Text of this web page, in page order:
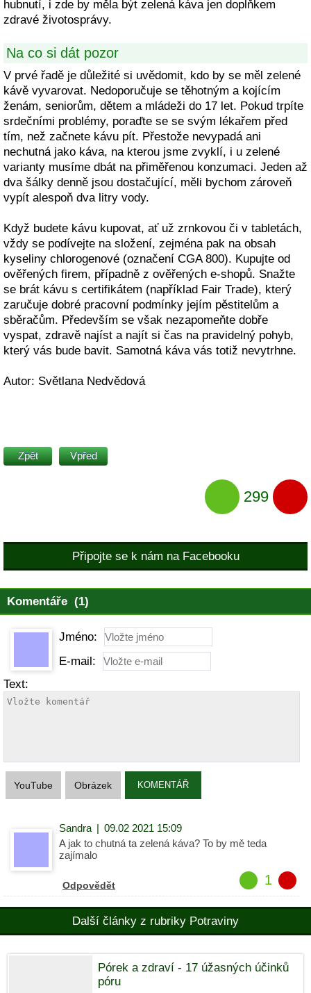
hubnutí, i zde by měla být zelená káva jen doplňkem
zdravé životosprávy.
Na co si dát pozor
V prvé řadě je důležité si uvědomit, kdo by se měl zelené
kávě vyvarovat. Nedoporučuje se těhotným a kojícím
ženám, seniorům, dětem a mládeži do 17 let. Pokud trpíte
srdečními problémy, poraďte se se svým lékařem před
tím, než začnete kávu pít. Přestože nevypadá ani
nechutná jako káva, na kterou jsme zvyklí, i u zelené
varianty musíme dbát na přiměřenou konzumaci. Jeden až
dva šálky denně jsou dostačující, měli bychom zároveň
vypít alespoň dva litry vody.
Když budete kávu kupovat, ať už zrnkovou či v tabletách,
vždy se podívejte na složení, zejména pak na obsah
kyseliny chlorogenové (označení CGA 800). Kupujte od
ověřených firem, případně z ověřených e-shopů. Snažte
se brát kávu s certifikátem (například Fair Trade), který
zaručuje dobré pracovní podmínky jejím pěstitelům a
sběračům. Především se však nezapomeňte dobře
vyspat, zdravě najíst a najít si čas na pravidelný pohyb,
který vás bude bavit. Samotná káva vás totiž nevytrhne.
Autor: Světlana Nedvědová
Zpět Vpřed
299
Připojte se k nám na Facebooku
Komentáře (1)
Jméno:
E-mail:
Text:
YouTube Obrázek KOMENTÁŘ
Sandra | 09.02 2021 15:09
A jak to chutná ta zelená káva? To by mě teda
zajímalo
Odpovědět 1
Další články z rubriky Potraviny
Pórek a zdraví - 17 úžasných účinků
póru